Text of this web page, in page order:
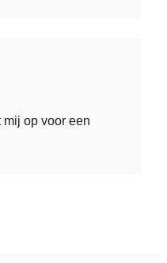
op voor een